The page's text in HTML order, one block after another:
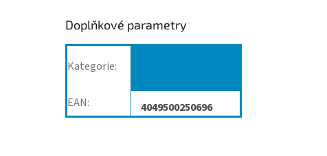
Doplňkové parametry
Kategorie:
EAN: 4049500250696